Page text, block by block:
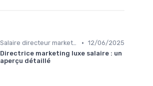
Salaire directeur marketing & rémunération • 12/06/2025
Directrice marketing luxe salaire : un
aperçu détaillé